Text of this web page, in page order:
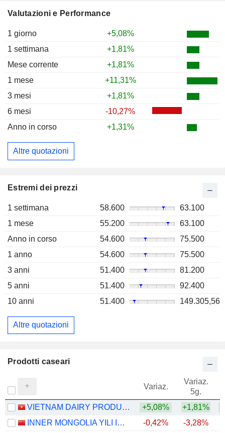
Valutazioni e Performance
1 giorno
+5,08%
1 settimana
+1,81%
Mese corrente
+1,81%
1 mese
+11,31%
3 mesi
+1,81%
6 mesi
-10,27%
Anno in corso
+1,31%
Altre quotazioni
Estremi dei prezzi
1 settimana 58.600
63.100
1 mese
55.200
63.100
Anno in corso
54.600
75.500
1 anno
54.600
75.500
3 anni
51.400
81.200
5 anni
51.400
92.400
10 anni
51.400 149.305,56
Altre quotazioni
Prodotti caseari
Variaz.
Variaz.
5g.
VIETNAM DAIRY PRODUCTS +5,08% +1,81%
INNER MONGOLIA YILI INDUSTRIAL GROUP CO., LTD.
-0,42% -3,28%